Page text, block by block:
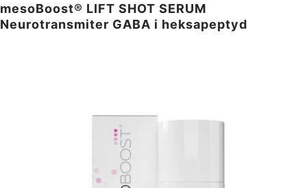
mesoBoost® LIFT SHOT SERUM
Neurotransmiter GABA i heksapeptyd